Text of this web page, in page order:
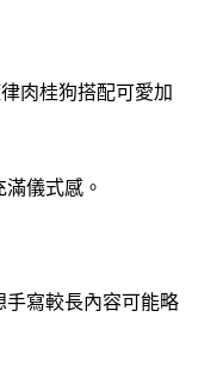
肉桂狗搭配可愛加
儀式感。
寫較長內容可能略